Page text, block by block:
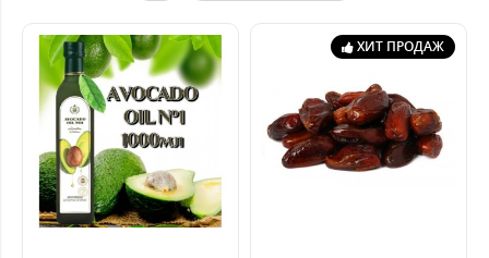
ХИТ ПРОДАЖ